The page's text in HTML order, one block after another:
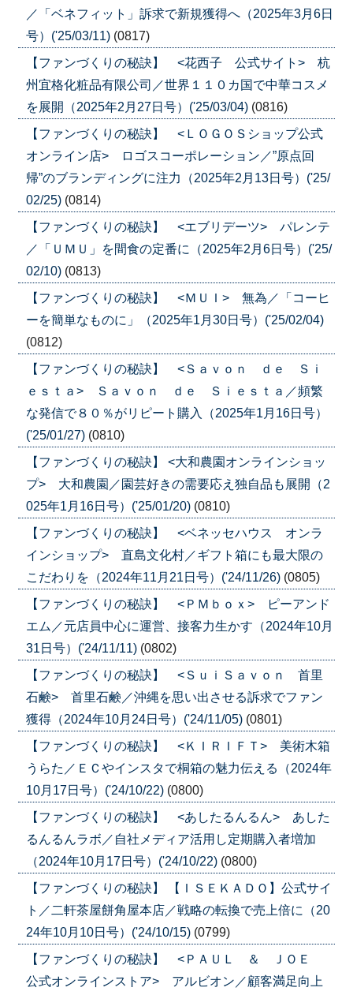
／「ベネフィット」訴求で新規獲得へ（2025年3月6日
号）('25/03/11) (0817)
【ファンづくりの秘訣】 <花西子 公式サイト> 杭
州宜格化粧品有限公司／世界１１０カ国で中華コスメ
を展開（2025年2月27日号）('25/03/04) (0816)
【ファンづくりの秘訣】 <ＬＯＧＯＳショップ公式
オンライン店> ロゴスコーポレーション／”原点回
帰”のブランディングに注力（2025年2月13日号）('25/
02/25) (0814)
【ファンづくりの秘訣】 <エブリデーツ> パレンテ
／「ＵＭＵ」を間食の定番に（2025年2月6日号）('25/
02/10) (0813)
【ファンづくりの秘訣】 <ＭＵＩ> 無為／「コーヒ
ーを簡単なものに」（2025年1月30日号）('25/02/04)
(0812)
【ファンづくりの秘訣】 <Ｓａｖｏｎ ｄｅ Ｓｉ
ｅｓｔａ> Ｓａｖｏｎ ｄｅ Ｓｉｅｓｔａ／頻繁
な発信で８０％がリピート購入（2025年1月16日号）
('25/01/27) (0810)
【ファンづくりの秘訣】 <大和農園オンラインショッ
プ> 大和農園／園芸好きの需要応え独自品も展開（2
025年1月16日号）('25/01/20) (0810)
【ファンづくりの秘訣】 <ベネッセハウス オンラ
インショップ> 直島文化村／ギフト箱にも最大限の
こだわりを（2024年11月21日号）('24/11/26) (0805)
【ファンづくりの秘訣】 <ＰＭｂｏｘ> ピーアンド
エム／元店員中心に運営、接客力生かす（2024年10月
31日号）('24/11/11) (0802)
【ファンづくりの秘訣】 <ＳｕｉＳａｖｏｎ 首里
石鹸> 首里石鹸／沖縄を思い出させる訴求でファン
獲得（2024年10月24日号）('24/11/05) (0801)
【ファンづくりの秘訣】 <ＫＩＲＩＦＴ> 美術木箱
うらた／ＥＣやインスタで桐箱の魅力伝える（2024年
10月17日号）('24/10/22) (0800)
【ファンづくりの秘訣】 <あしたるんるん> あした
るんるんラボ／自社メディア活用し定期購入者増加
（2024年10月17日号）('24/10/22) (0800)
【ファンづくりの秘訣】 【ＩＳＥＫＡＤＯ】公式サイ
ト／二軒茶屋餅角屋本店／戦略の転換で売上倍に（20
24年10月10日号）('24/10/15) (0799)
【ファンづくりの秘訣】 <ＰＡＵＬ ＆ ＪＯＥ
公式オンラインストア> アルビオン／顧客満足向上